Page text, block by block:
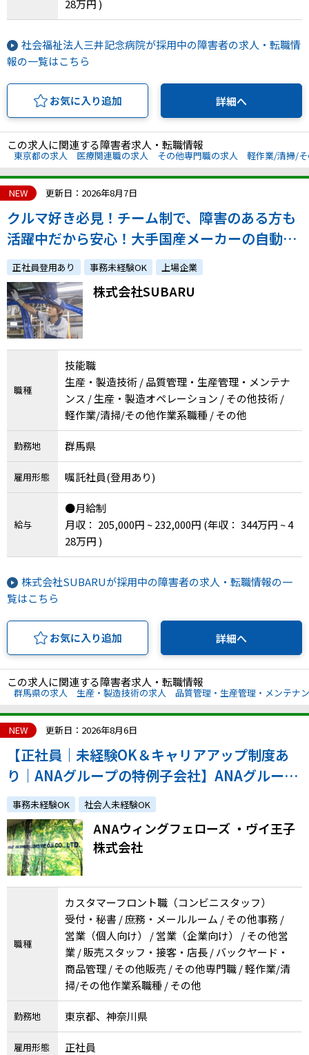
28万円 )
社会福祉法人三井記念病院が採用中の障害者の求人・転職情
報の一覧はこちら
お気に入り追加 詳細へ
この求人に関連する障害者求人・転職情報
東京都の求人 医療関連職の求人 その他専門職の求人 軽作業/清掃/
NEW 更新日：2026年8月7日
クルマ好き必見！チーム制で、障害のある方も
活躍中だから安心！大手国産メーカーの自動車
製造に携わるお仕事です。「SUBARUへの想
い」を重視
正社員登用あり 事務未経験OK 上場企業
株式会社SUBARU
職種
技能職
生産・製造技術 / 品質管理・生産管理・メンテナ
ンス / 生産・製造オペレーション / その他技術 /
軽作業/清掃/その他作業系職種 / その他
勤務地 群馬県
雇用形態 嘱託社員(登用あり)
給与
●月給制
月収： 205,000円 ~ 232,000円 (年収： 344万円 ~ 4
28万円 )
株式会社SUBARUが採用中の障害者の求人・転職情報の一
覧はこちら
お気に入り追加 詳細へ
この求人に関連する障害者求人・転職情報
群馬県の求人 生産・製造技術の求人 品質管理・生産管理・メンテナ
NEW 更新日：2026年8月6日
【正社員｜未経験OK＆キャリアアップ制度あ
り｜ANAグループの特例子会社】ANAグループ
関連施設内のコンビニスタッフ
事務未経験OK 社会人未経験OK
ANAウィングフェローズ ・ヴイ王子
株式会社
職種
カスタマーフロント職（コンビニスタッフ）
受付・秘書 / 庶務・メールルーム / その他事務 /
営業（個人向け） / 営業（企業向け） / その他営
業 / 販売スタッフ・接客・店長 / バックヤード・
商品管理 / その他販売 / その他専門職 / 軽作業/清
掃/その他作業系職種 / その他
勤務地 東京都、神奈川県
雇用形態 正社員